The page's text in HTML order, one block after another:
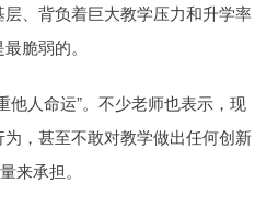
、背负着巨大教学压力和升学率
脆弱的。
他人命运”。不少老师也表示，现
，甚至不敢对教学做出任何创新
来承担。